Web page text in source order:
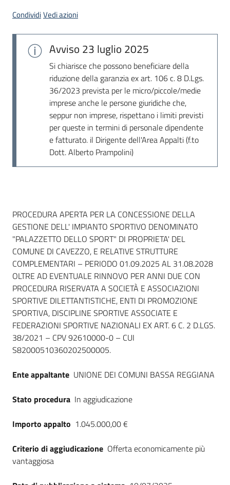
Seguici
CondividiVedi azioni
Avviso 23 luglio 2025
Si chiarisce che possono beneficiare della
riduzione della garanzia ex art. 106 c. 8 D.Lgs.
36/2023 prevista per le micro/piccole/medie
imprese anche le persone giuridiche che,
seppur non imprese, rispettano i limiti previsti
per queste in termini di personale dipendente
e fatturato. il Dirigente dell'Area Appalti (f.to
Dott. Alberto Prampolini)
Dati del bando
PROCEDURA APERTA PER LA CONCESSIONE DELLA
GESTIONE DELL' IMPIANTO SPORTIVO DENOMINATO
"PALAZZETTO DELLO SPORT" DI PROPRIETA' DEL
COMUNE DI CAVEZZO, E RELATIVE STRUTTURE
COMPLEMENTARI – PERIODO 01.09.2025 AL 31.08.2028
OLTRE AD EVENTUALE RINNOVO PER ANNI DUE CON
PROCEDURA RISERVATA A SOCIETÀ E ASSOCIAZIONI
SPORTIVE DILETTANTISTICHE, ENTI DI PROMOZIONE
SPORTIVA, DISCIPLINE SPORTIVE ASSOCIATE E
FEDERAZIONI SPORTIVE NAZIONALI EX ART. 6 C. 2 D.LGS.
38/2021 – CPV 92610000-0 – CUI
S82000510360202500005.
Ente appaltante UNIONE DEI COMUNI BASSA REGGIANA
Stato procedura In aggiudicazione
Importo appalto 1.045.000,00 €
Criterio di aggiudicazione Offerta economicamente più
vantaggiosa